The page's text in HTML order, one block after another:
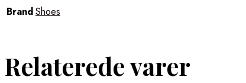
BrandShoes
Relaterede varer